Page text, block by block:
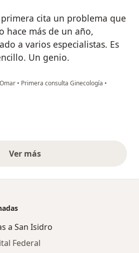
cita un problema que
hace más de un año,
a varios especialistas. Es
Un genio.
• Primera consulta Ginecología •
F. de Garfunkel
Ver másopiniones anteriores
a San Isidro
Federal